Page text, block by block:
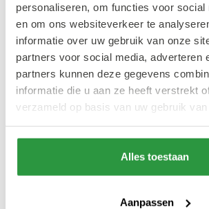
personaliseren, om functies voor social
en om ons websiteverkeer te
informatie over uw gebruik van onze
partners voor social media, adverteren
partners kunnen deze gegevens
informatie die u aan ze heeft verstrekt
verzameld op basis van uw gebruik van
Alles toestaan
Aanpassen
Magnicity App
Naast de Euroscoop beleving
Euromast nu ook gebruik
Magnicity app. Via de app maak
de stad Rotterdam en krijg je
ruim vijftig bijzondere
een aantal zelfs in 3D te
uitzicht vanaf de Euromast is